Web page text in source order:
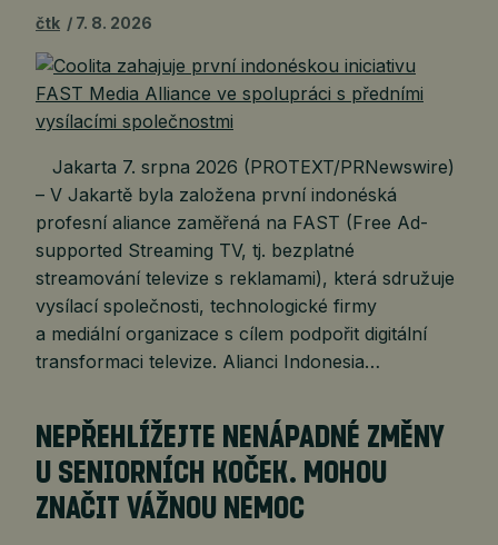
čtk 7. 8. 2026
Jakarta 7. srpna 2026 (PROTEXT/PRNewswire)
– V Jakartě byla založena první indonéská
profesní aliance zaměřená na FAST (Free Ad-
supported Streaming TV, tj. bezplatné
streamování televize s reklamami), která sdružuje
vysílací společnosti, technologické firmy
a mediální organizace s cílem podpořit digitální
transformaci televize. Alianci Indonesia…
NEPŘEHLÍŽEJTE NENÁPADNÉ ZMĚNY
U SENIORNÍCH KOČEK. MOHOU
ZNAČIT VÁŽNOU NEMOC